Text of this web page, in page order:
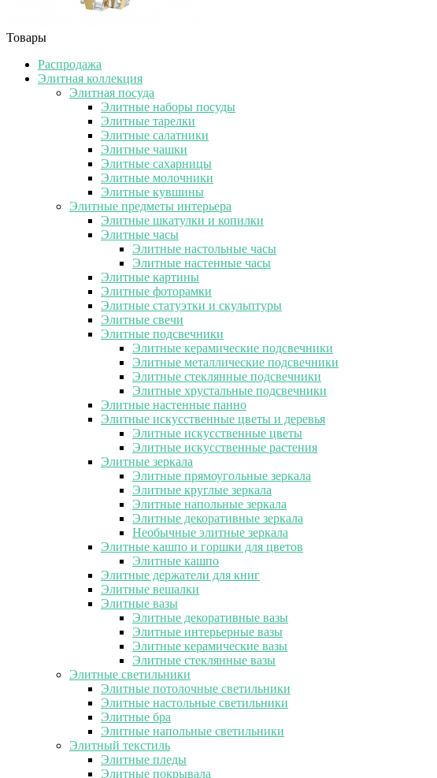
Товары
Распродажа
Элитная коллекция
Элитная посуда
Элитные наборы посуды
Элитные тарелки
Элитные салатники
Элитные чашки
Элитные сахарницы
Элитные молочники
Элитные кувшины
Элитные предметы интерьера
Элитные шкатулки и копилки
Элитные часы
Элитные настольные часы
Элитные настенные часы
Элитные картины
Элитные фоторамки
Элитные статуэтки и скульптуры
Элитные свечи
Элитные подсвечники
Элитные керамические подсвечники
Элитные металлические подсвечники
Элитные стеклянные подсвечники
Элитные хрустальные подсвечники
Элитные настенные панно
Элитные искусственные цветы и деревья
Элитные искусственные цветы
Элитные искусственные растения
Элитные зеркала
Элитные прямоугольные зеркала
Элитные круглые зеркала
Элитные напольные зеркала
Элитные декоративные зеркала
Необычные элитные зеркала
Элитные кашпо и горшки для цветов
Элитные кашпо
Элитные держатели для книг
Элитные вешалки
Элитные вазы
Элитные декоративные вазы
Элитные интерьерные вазы
Элитные керамические вазы
Элитные стеклянные вазы
Элитные светильники
Элитные потолочные светильники
Элитные настольные светильники
Элитные бра
Элитные напольные светильники
Элитный текстиль
Элитные пледы
Элитные покрывала